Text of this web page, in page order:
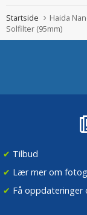
Startside
Haida
Solfilter (95mm)
✔ Tilbud
✔ Lær mer om
✔ Få oppdateringer